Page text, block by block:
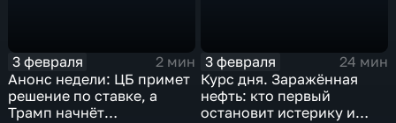
3 февраля
2 мин
Анонс недели: ЦБ примет
решение по ставке, а
Трамп начнёт
3 февраля
24 мин
Курс дня. Заражённая
нефть: кто первый
остановит истерику и